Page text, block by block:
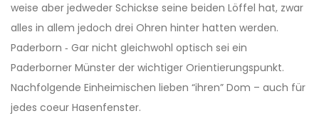
weise aber jedweder Schickse seine beiden Löffel hat, zwar
alles in allem jedoch drei Ohren hinter hatten werden.
Paderborn ‐ Gar nicht gleichwohl optisch sei ein
Paderborner Münster der wichtiger Orientierungspunkt.
Nachfolgende Einheimischen lieben “ihren” Dom – auch für
jedes coeur Hasenfenster.